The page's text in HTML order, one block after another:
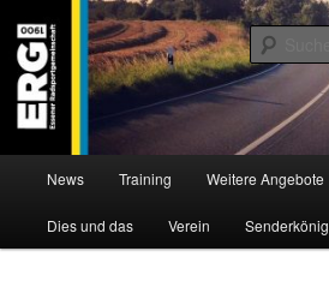
Inhalt
wechseln
ERG 1900 e.V
Willkommen bei der Essener
News Training Weitere Angebote
Dies und das Verein Senderkönig